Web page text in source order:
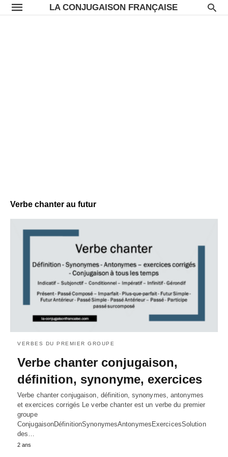
LA CONJUGAISON FRANÇAISE
Verbe chanter au futur
VERBES DU PREMIER GROUPE
Verbe chanter conjugaison,
définition, synonyme, exercices
Verbe chanter conjugaison, définition, synonymes, antonymes
et exercices corrigés Le verbe chanter est un verbe du premier
groupe
ConjugaisonDéfinitionSynonymesAntonymesExercicesSolution
des…
2 ans